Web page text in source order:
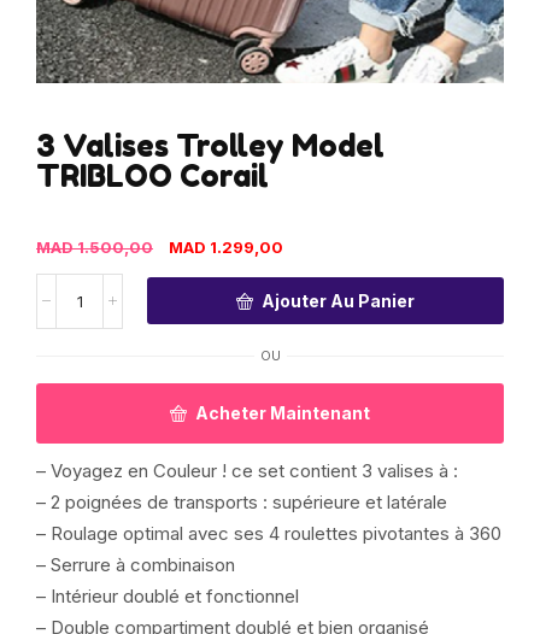
3 Valises Trolley Model
TRIBLOO Corail
MAD1.500,00 MAD 1.299,00
Ajouter Au Panier
OU
Acheter Maintenant
– Voyagez en Couleur ! ce set contient 3 valises à :
– 2 poignées de transports : supérieure et latérale
– Roulage optimal avec ses 4 roulettes pivotantes à 360
– Serrure à combinaison
– Intérieur doublé et fonctionnel
– Double compartiment doublé et bien organisé